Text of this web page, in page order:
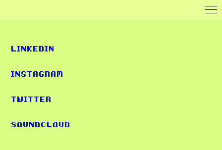
LINKEDIN
INSTAGRAM
TWITTER
SOUNDCLOUD